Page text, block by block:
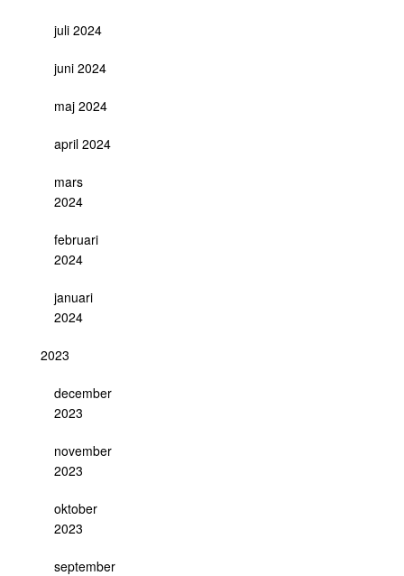
juli 2024
juni 2024
maj 2024
april 2024
mars
2024
februari
2024
januari
2024
2023
december
2023
november
2023
oktober
2023
september